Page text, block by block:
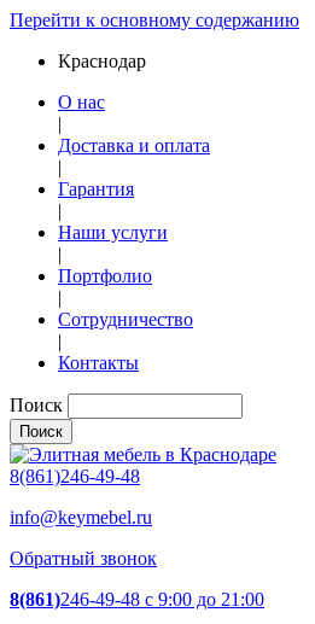
Перейти к основному содержанию
Краснодар
О нас
|
Доставка и оплата
|
Гарантия
|
Наши услуги
|
Портфолио
|
Сотрудничество
|
Контакты
Поиск
8(861)246-49-48
info@keymebel.ru
Обратный звонок
8(861)246-49-48 c 9:00 до 21:00